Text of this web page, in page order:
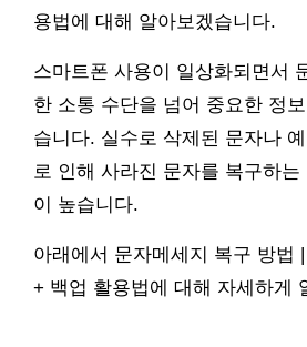
용법에 대해 알아보겠습니다.
스마트폰 사용이 일상화되면서
한 소통 수단을 넘어 중요한 정
습니다. 실수로 삭제된 문자나
로 인해 사라진 문자를 복구하는
이 높습니다.
아래에서 문자메세지 복구 방법
+ 백업 활용법에 대해 자세하게